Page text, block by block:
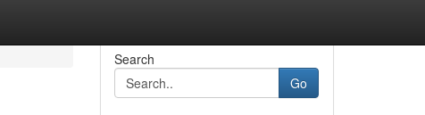
Search
Go